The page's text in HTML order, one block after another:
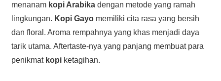
menanam kopi Arabikadengan metode yang ramah
lingkungan. Kopi Gayomemiliki cita rasa yang bersih
dan floral. Aroma rempahnya yang khas menjadi daya
tarik utama. Aftertaste-nya yang panjang membuat para
penikmat kopiketagihan.